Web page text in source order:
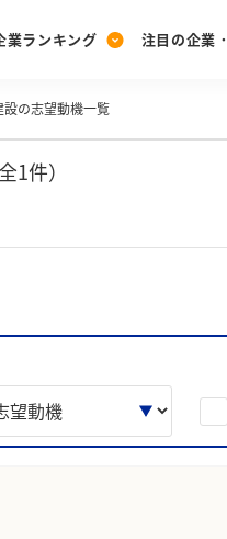
[27卒] 本選考
業ランキング 注目の企業
設の志望動機一覧
件）